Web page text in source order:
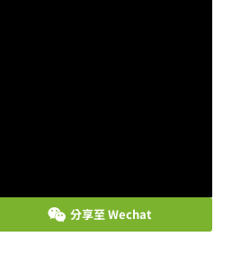
分享至 Wechat